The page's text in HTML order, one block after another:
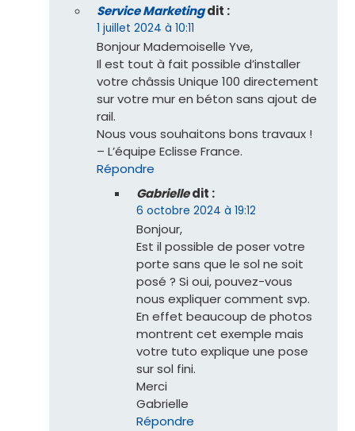
Service Marketingdit :
1 juillet 2024 à 10:11
Bonjour Mademoiselle Yve,
Il est tout à fait possible d’installer
votre châssis Unique 100 directement
sur votre mur en béton sans ajout de
rail.
Nous vous souhaitons bons travaux !
– L’équipe Eclisse France.
Répondre
Gabrielledit :
6 octobre 2024 à 19:12
Bonjour,
Est il possible de poser votre
porte sans que le sol ne soit
posé ? Si oui, pouvez-vous
nous expliquer comment svp.
En effet beaucoup de photos
montrent cet exemple mais
votre tuto explique une pose
sur sol fini.
Merci
Gabrielle
Répondre